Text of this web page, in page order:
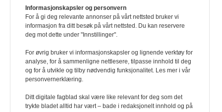
1. august 2026
Ville ha tilsvart verdens trettende største land i folketall. For å lese
denne må du ha abonnement Logg inn her Ny abonnent? Velg
også egne abonnementer for biblioteker og bedrifter.
Redaksjonen
Informasjonskapsler og personvern
For å gi deg relevante annonser på vårt nettsted bruker vi
informasjon fra ditt besøk på vårt nettsted. Du kan reservere
deg mot dette under "Innstillinger".
For øvrig bruker vi informasjonskapsler og lignende verktøy for
analyse, for å sammenligne nettlesere, tilpasse innhold til deg
og for å utvikle og tilby nødvendig funksjonalitet. Les mer i vår
personvernerklæring.
Ditt digitale fagblad skal være like relevant for deg som det
trykte bladet alltid har vært – bade i redaksjonelt innhold og på